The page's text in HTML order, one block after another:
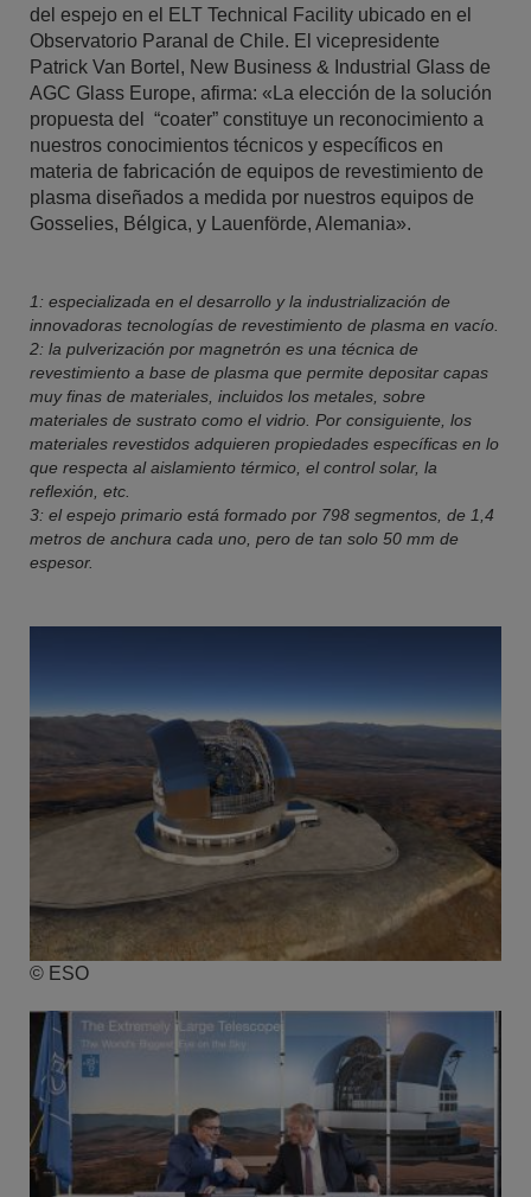
del espejo en el ELT Technical Facility ubicado en el
Observatorio Paranal de Chile. El vicepresidente
Patrick Van Bortel, New Business & Industrial Glass de
AGC Glass Europe, afirma: «La elección de la solución
propuesta del “coater” constituye un reconocimiento a
nuestros conocimientos técnicos y específicos en
materia de fabricación de equipos de revestimiento de
plasma diseñados a medida por nuestros equipos de
Gosselies, Bélgica, y Lauenförde, Alemania».
1: especializada en el desarrollo y la industrialización de
innovadoras tecnologías de revestimiento de plasma en vacío.
2: la pulverización por magnetrón es una técnica de
revestimiento a base de plasma que permite depositar capas
muy finas de materiales, incluidos los metales, sobre
materiales de sustrato como el vidrio. Por consiguiente, los
materiales revestidos adquieren propiedades específicas en lo
que respecta al aislamiento térmico, el control solar, la
reflexión, etc.
3: el espejo primario está formado por 798 segmentos, de 1,4
metros de anchura cada uno, pero de tan solo 50 mm de
espesor.
© ESO